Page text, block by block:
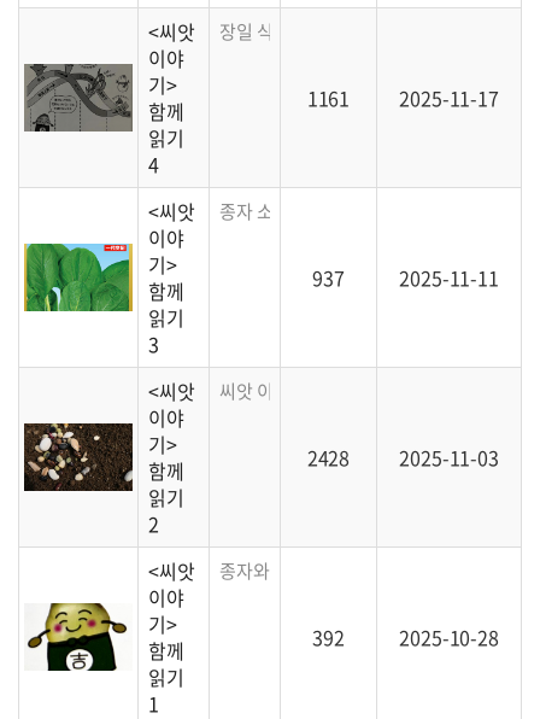
<씨앗
이야
기>
함께
읽기
4
장일 식물, 단일 식물, 그리고 고정종에 대
1161 2025-11-17
<씨앗
이야
기>
함께
읽기
3
종자 소독, 품종명, 저항성에 대한 이야기
937 2025-11-11
<씨앗
이야
기>
함께
읽기
2
2428 2025-11-03
<씨앗
이야
기>
함께
읽기
1
종자와 종묘회사에 대한 정보를 담은 일본
392 2025-10-28